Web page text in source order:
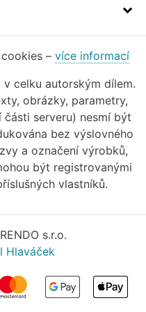
– více informací
celku autorským dílem.
obrázky, parametry,
serveru) nesmí být
bez výslovného
a označení výrobků,
být registrovanými
vlastníků.
s.r.o.
Hlaváček